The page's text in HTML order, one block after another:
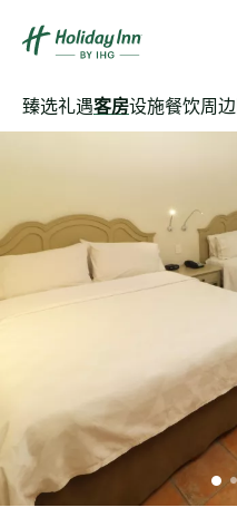
臻选礼遇客房设施餐饮周边